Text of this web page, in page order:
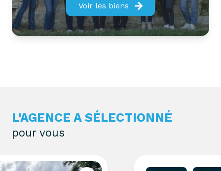
Voir les biens
L'AGENCE A SÉLECTIONNÉ
pour vous